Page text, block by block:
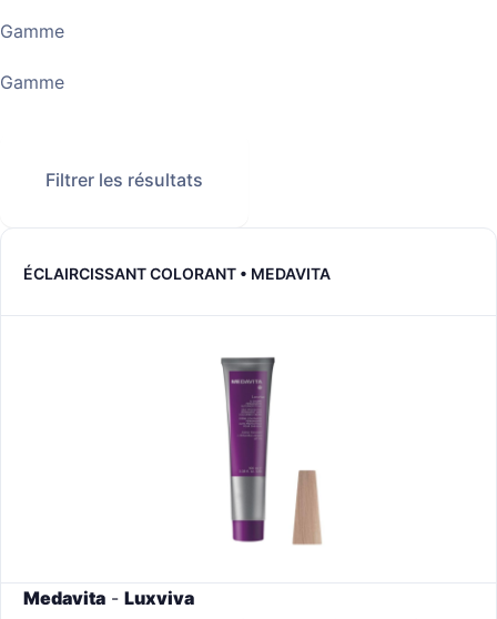
Gamme
Gamme
Filtrer les résultats
ÉCLAIRCISSANT COLORANT • MEDAVITA
Medavita - Luxviva